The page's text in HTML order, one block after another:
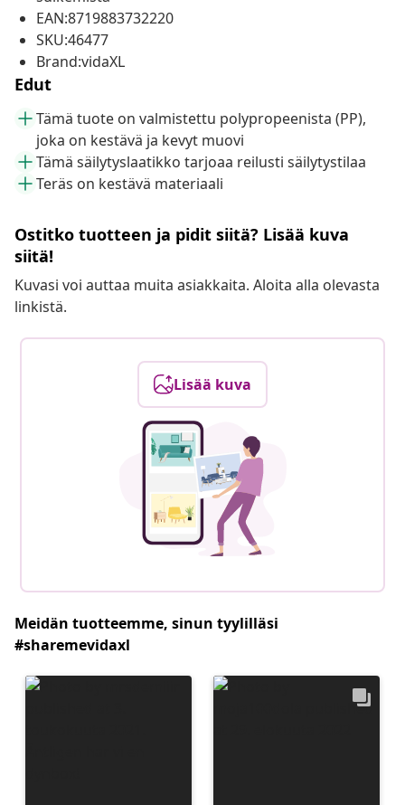
EAN:8719883732220
SKU:46477
Brand:vidaXL
Edut
Tämä tuote on valmistettu polypropeenista (PP),
joka on kestävä ja kevyt muovi
Tämä säilytyslaatikko tarjoaa reilusti säilytystilaa
Teräs on kestävä materiaali
Ostitko tuotteen ja pidit siitä? Lisää kuva
siitä!
Kuvasi voi auttaa muita asiakkaita. Aloita alla olevasta
linkistä.
Lisää kuva
Meidän tuotteemme, sinun tyylilläsi
#sharemevidaxl